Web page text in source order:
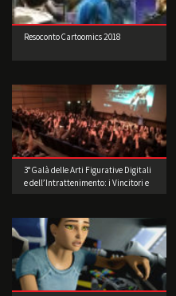
Resoconto Cartoomics 2018
3° Galà delle Arti Figurative Digitali
e dell’Intrattenimento: i Vincitori e